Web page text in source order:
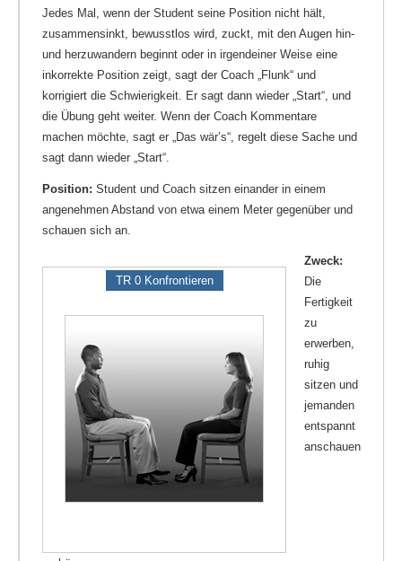
Jedes Mal, wenn der Student seine Position nicht hält,
zusammensinkt, bewusstlos wird, zuckt, mit den Augen hin-
und herzuwandern beginnt oder in irgendeiner Weise eine
inkorrekte Position zeigt, sagt der Coach „Flunk“ und
korrigiert die Schwierigkeit. Er sagt dann wieder „Start“, und
die Übung geht weiter. Wenn der Coach Kommentare
machen möchte, sagt er „Das wär’s“, regelt diese Sache und
sagt dann wieder „Start“.
Position: Student und Coach sitzen einander in einem
angenehmen Abstand von etwa einem Meter gegenüber und
schauen sich an.
TR 0 Konfrontieren
Zweck:
Die
Fertigkeit
zu
erwerben,
ruhig
sitzen und
jemanden
entspannt
anschauen